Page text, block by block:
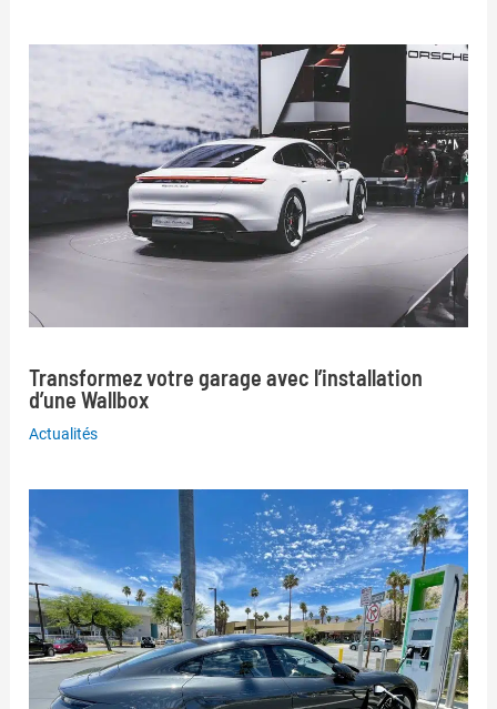
Transformez votre garage avec l’installation
d’une Wallbox
Actualités